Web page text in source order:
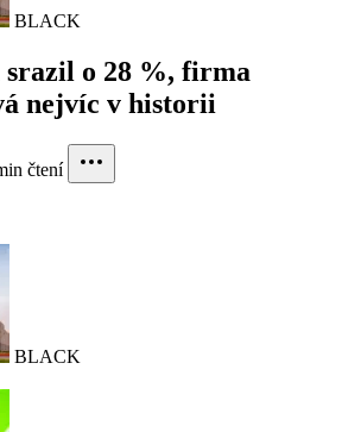
BLACK
o 28 %, firma
nejvíc v historii
čtení
BLACK